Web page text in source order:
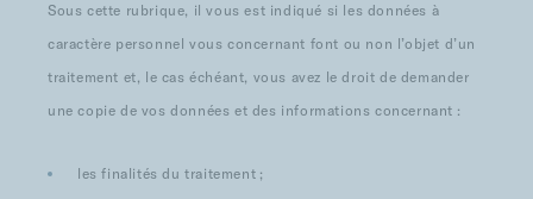
Sous cette rubrique, il vous est indiqué si les données à
caractère personnel vous concernant font ou non l’objet d’un
traitement et, le cas échéant, vous avez le droit de demander
une copie de vos données et des informations concernant :
les finalités du traitement ;